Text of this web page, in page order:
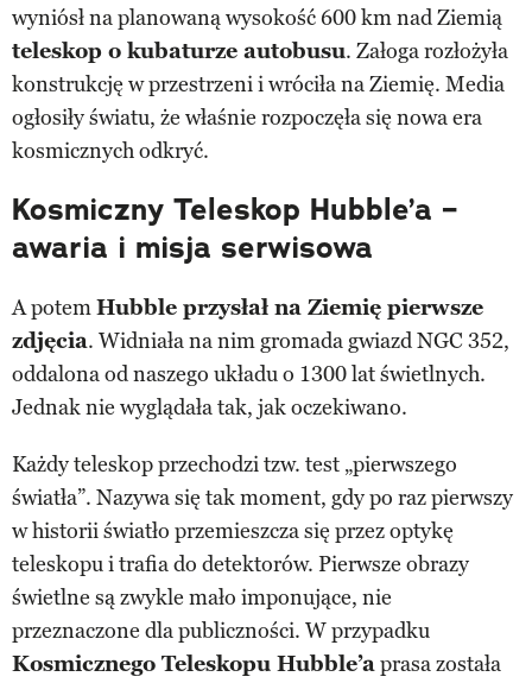
wyniósł na planowaną wysokość 600 km nad Ziemią
teleskop o kubaturze autobusu. Załoga rozłożyła
konstrukcję w przestrzeni i wróciła na Ziemię. Media
ogłosiły światu, że właśnie rozpoczęła się nowa era
kosmicznych odkryć.
Kosmiczny Teleskop Hubble’a –
awaria i misja serwisowa
A potemHubble przysłał na Ziemię pierwsze
zdjęcia. Widniała na nim gromada gwiazd NGC 352,
oddalona od naszego układu o 1300 lat świetlnych.
Jednak nie wyglądała tak, jak oczekiwano.
Każdy teleskop przechodzi tzw. test „pierwszego
światła”. Nazywa się tak moment, gdy po raz pierwszy
w historii światło przemieszcza się przez optykę
teleskopu i trafia do detektorów. Pierwsze obrazy
świetlne są zwykle mało imponujące, nie
przeznaczone dla publiczności. W przypadku
Kosmicznego Teleskopu Hubble’aprasa została